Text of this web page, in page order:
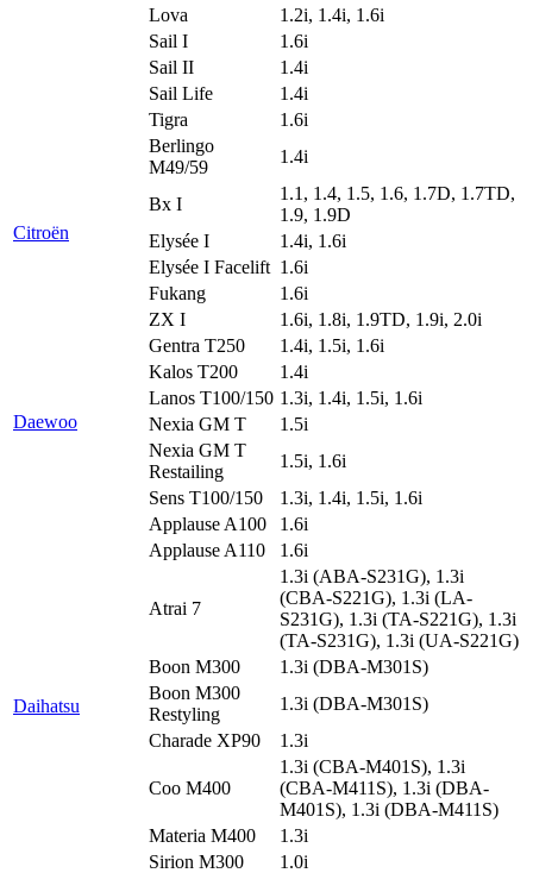
Lova
1.2i, 1.4i, 1.6i
Sail I
1.6i
Sail II
1.4i
Sail Life
1.4i
Tigra
1.6i
Citroën
Berlingo
M49/59
1.4i
Bx I
1.1, 1.4, 1.5, 1.6, 1.7D, 1.7TD,
1.9, 1.9D
Elysée I
1.4i, 1.6i
Elysée I Facelift 1.6i
Fukang
1.6i
ZX I
1.6i, 1.8i, 1.9TD, 1.9i, 2.0i
Daewoo
Gentra T250
1.4i, 1.5i, 1.6i
Kalos T200
1.4i
Lanos T100/150 1.3i, 1.4i, 1.5i, 1.6i
Nexia GM T
1.5i
Nexia GM T
Restailing
1.5i, 1.6i
Sens T100/150
1.3i, 1.4i, 1.5i, 1.6i
Daihatsu
Applause A100
1.6i
Applause A110
1.6i
Atrai 7
1.3i (ABA-S231G), 1.3i
(CBA-S221G), 1.3i (LA-
S231G), 1.3i (TA-S221G), 1.3i
(TA-S231G), 1.3i (UA-S221G)
Boon M300
1.3i (DBA-M301S)
Boon M300
Restyling
1.3i (DBA-M301S)
Charade XP90
1.3i
Coo M400
1.3i (CBA-M401S), 1.3i
(CBA-M411S), 1.3i (DBA-
M401S), 1.3i (DBA-M411S)
Materia M400
1.3i
Sirion M300
1.0i